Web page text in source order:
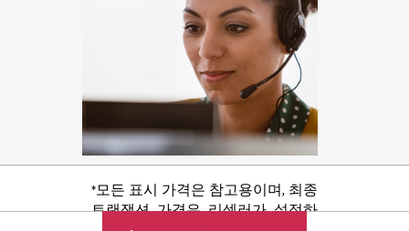
*모든 표시 가격은 참고용이며, 최종
트랜잭션 가격은 리셀러가 설정하